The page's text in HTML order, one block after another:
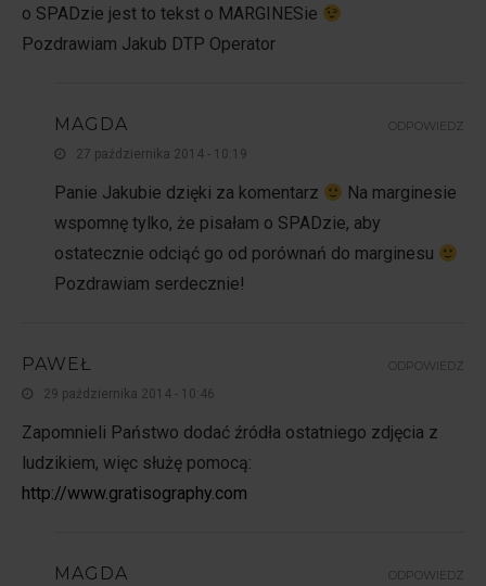
o SPADzie jest to tekst o MARGINESie
Pozdrawiam Jakub DTP Operator
MAGDA
27 października 2014 - 10:19
Panie Jakubie dzięki za komentarz
Na marginesie
wspomnę tylko, że pisałam o SPADzie, aby
ostatecznie odciąć go od porównań do marginesu
Pozdrawiam serdecznie!
ODPOWIEDZ
PAWEŁ
29 października 2014 - 10:46
Zapomnieli Państwo dodać źródła ostatniego zdjęcia z
ludzikiem, więc służę pomocą:
http://www.gratisography.com
ODPOWIEDZ
MAGDA ODPOWIEDZ